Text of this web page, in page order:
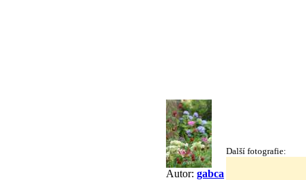
Autor: gabca
Další fotografie: